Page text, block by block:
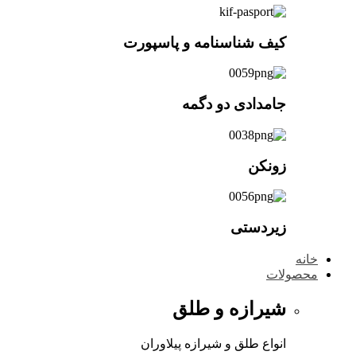
کیف شناسنامه و پاسپورت
جامدادی دو دگمه
زونکن
زیردستی
خانه
محصولات
شیرازه و طلق
انواع طلق و شیرازه پیلاوران